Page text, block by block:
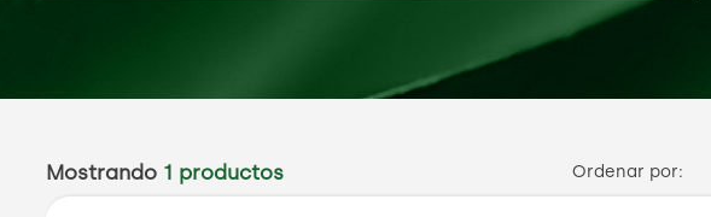
Mostrando 1 productos Ordenar por: